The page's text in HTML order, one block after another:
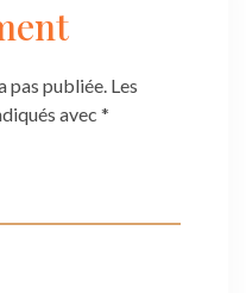
pas publiée. Les
avec *